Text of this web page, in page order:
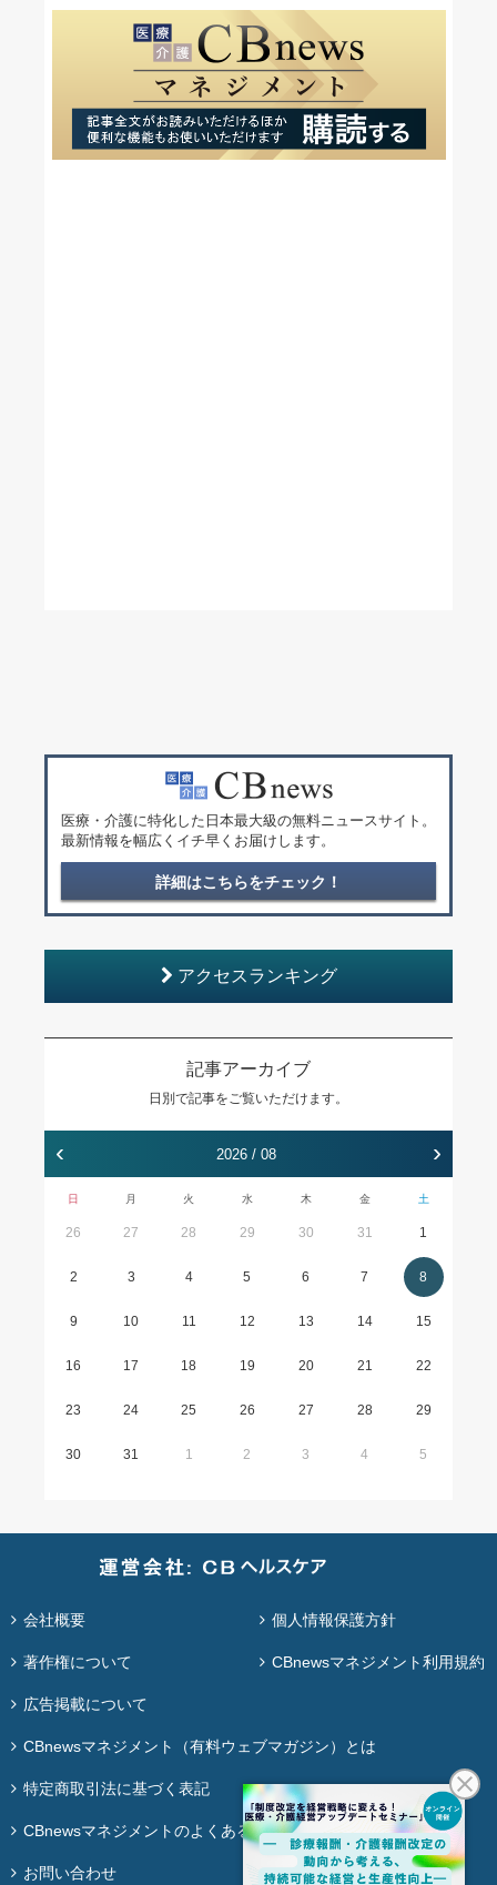
医療・介護に特化した日本最大級の無料ニュースサイト。
最新情報を幅広くイチ早くお届けします。
詳細はこちらをチェック！
アクセスランキング
記事アーカイブ
日別で記事をご覧いただけます。
‹ 2026 / 08 ›
日 月 火 水 木 金 土
26 27 28 29 30 31 1
2 3 4 5 6 7 8
9 10 11 12 13 14 15
16 17 18 19 20 21 22
23 24 25 26 27 28 29
30 31 1 2 3 4 5
会社概要 個人情報保護方針
著作権について CBnewsマネジメント利用規約
広告掲載について
CBnewsマネジメント（有料ウェブマガジン）とは
特定商取引法に基づく表記
CBnewsマネジメントのよくある質問
お問い合わせ